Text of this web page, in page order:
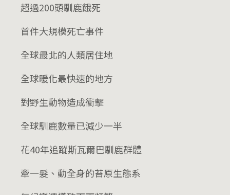
超過200頭馴鹿餓死
首件大規模死亡事件
全球最北的人類居住地
全球暖化最快速的地方
對野生動物造成衝擊
全球馴鹿數量已減少一半
花40年追蹤斯瓦爾巴馴鹿群體
牽一髮、動全身的苔原生態系